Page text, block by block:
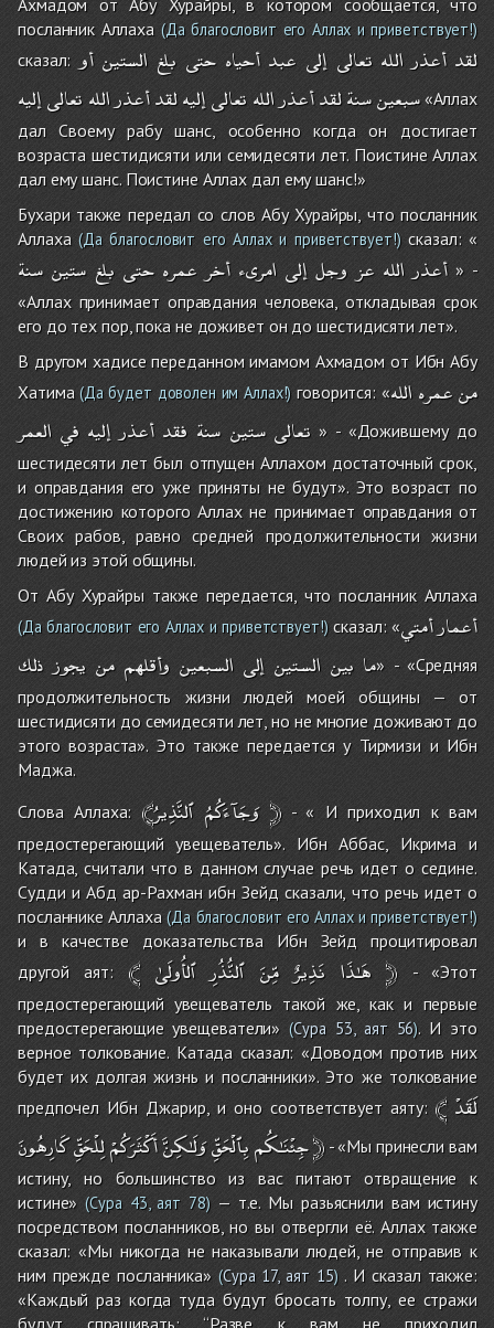
посланник Аллаха (Да благословит его Аллах и приветствует!)
сказал: لقد أعذر الله تعالى إلى عبد أحياه حتى بلغ الستين أو
سبعينسنةلقدأعذراللهتعالىإليهلقدأعذراللهتعالىإليه
«Аллах
дал Своему рабу шанс, особенно когда он достигает
возраста шестидисяти или семидесяти лет. Поистине Аллах
дал ему шанс. Поистине Аллах дал ему шанс!»
Бухари также передал со слов Абу Хурайры, что посланник
Аллаха(Да благословит его Аллах и приветствует!)сказал: «
أعذر الله عزوجلإلى امرىء أخرعمره حتى بلغ ستين سنة
» -
«Аллах принимает оправдания человека, откладывая срок
его до тех пор, пока не доживет он до шестидисяти лет».
В другом хадисе переданном имамом Ахмадом от Ибн Абу
Хатима(Да будет доволен им Аллах!) говорится: « منعمرهالله
تعالى ستين سنة فقد أعذر إليه في العمر
» - «Дожившему до
шестидесяти лет был отпущен Аллахом достаточный срок,
и оправдания его уже приняты не будут». Это возраст по
достижению которого Аллах не принимает оправдания от
Своих рабов, равно средней продолжительности жизни
людей из этой общины.
От Абу Хурайры также передается, что посланник Аллаха
(Да благословит его Аллах и приветствует!)сказал: « أعمارأمتي
ما بين الستين إلى السبعين وأقلهم من يجوز ذلك
» - «Средняя
продолжительность жизни людей моей общины — от
шестидисяти до семидесяти лет, но не многие доживают до
этого возраста». Это также передается у Тирмизи и Ибн
Маджа.
Слова Аллаха:
﴾وَجَآءَكُمُ ٱلنَّذِيرُ ﴿- « И приходил к вам
предостерегающий увещеватель». Ибн Аббас, Икрима и
Катада, считали что в данном случае речь идет о седине.
Судди и Абд ар-Рахман ибн Зейд сказали, что речь идет о
посланнике Аллаха(Да благословит его Аллах и приветствует!)
и в качестве доказательства Ибн Зейд процитировал
другой аят: ﴾ هَـٰذَا نَذِيرٌ مِّنَ ٱلنُّذُرِ ٱلأُولَىٰ ﴿- «Этот
предостерегающий увещеватель такой же, как и первые
предостерегающие увещеватели» (Сура 53, аят 56). И это
верное толкование. Катада сказал: «Доводом против них
будет их долгая жизнь и посланники». Это же толкование
предпочел Ибн Джарир, и оно соответствует аяту:﴾ لَقَدْ
جِئْنَـٰكُمبِٱلْحَقِّوَلَـٰكِنَّأَكْثَرَكُمْلِلْحَقِّكَارِهُونَ ﴿- «Мы принесли вам
истину, но большинство из вас питают отвращение к
истине» (Сура 43, аят 78)— т.е. Мы разьяснили вам истину
посредством посланников, но вы отвергли её. Аллах также
сказал: «Мы никогда не наказывали людей, не отправив к
ним прежде посланника»(Сура 17, аят 15). И сказал также:
«Каждый раз когда туда будут бросать толпу, ее стражи
будут спрашивать: ‘‘Разве к вам не приходил